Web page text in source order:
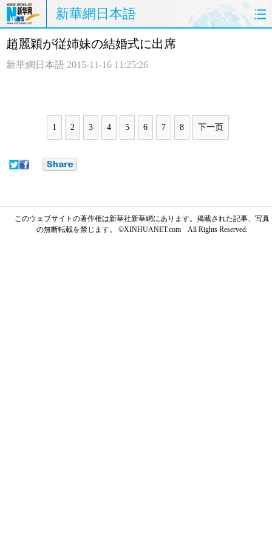
新華網日本語
ホームページ 政治
中日対訳
趙麗穎が従姉妹の結婚式に出席
新華網日本語 2015-11-16 11:25:26
1 2 3 4 5 6 7 8 下一页
このウェブサイトの著作権は新華社新華網にあります。掲載された記事、写真
の無断転載を禁じます。 ©XINHUANET.com All Rights Reserved.